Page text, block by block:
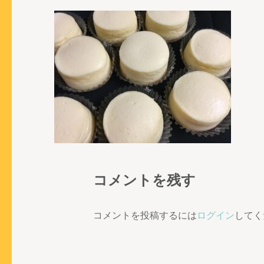
コメントを残す
コメントを投稿するにはログインして